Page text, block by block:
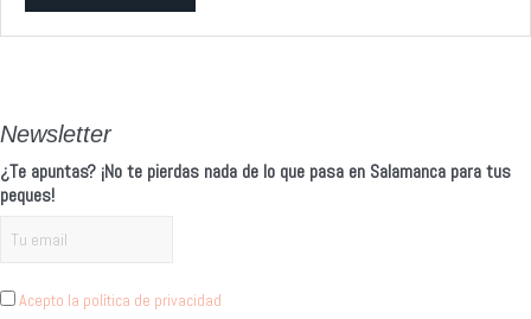
Newsletter
¿Te apuntas? ¡No te pierdas nada de lo que pasa en Salamanca para tus
peques!
Acepto la política de privacidad